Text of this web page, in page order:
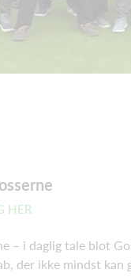
HER
– i daglig tale blot
der ikke mindst kan